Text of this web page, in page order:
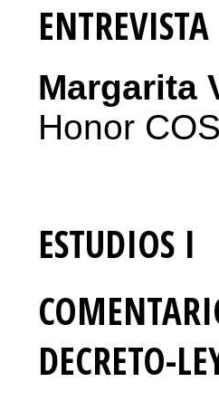
ENTREVISTA
Margarita
Honor
ESTUDIOS I
DECRETO-